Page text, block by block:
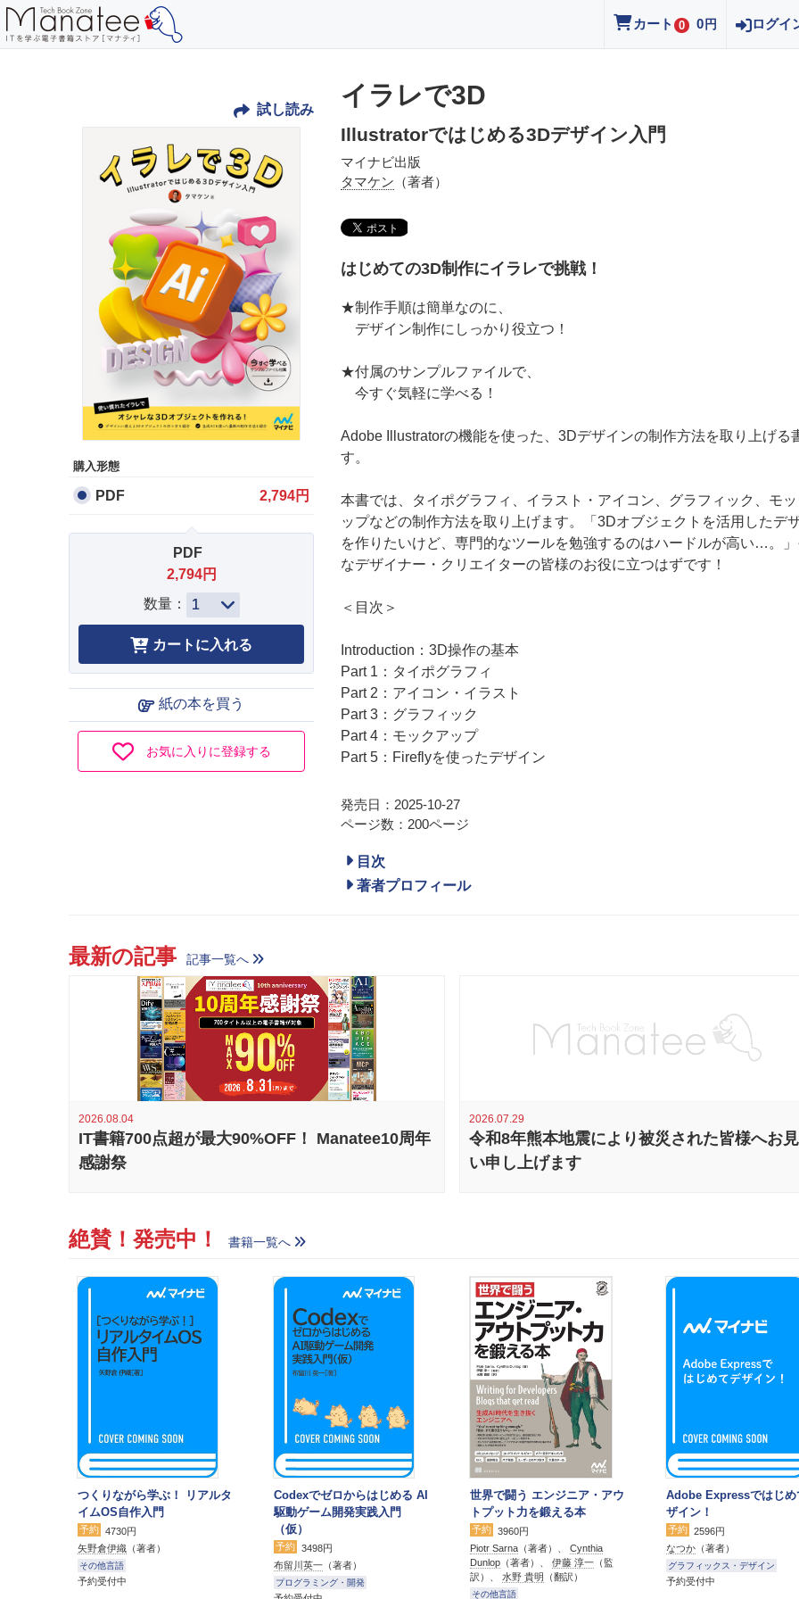
カート 0 0 円 ログイ
試し読み
購入形態
PDF 2,794円
PDF
2,794円
数量：
紙の本を買う
お気に入りに登録する
イラレで3D
Illustratorではじめる3Dデザイン入門
マイナビ出版
タマケン （著者）
はじめての3D制作にイラレで挑戦！
★制作手順は簡単なのに、
デザイン制作にしっかり役立つ！
★付属のサンプルファイルで、
今すぐ気軽に学べる！
Adobe Illustratorの機能を使った、3Dデザインの制作方法を取り上げる
す。
本書では、タイポグラフィ、イラスト・アイコン、グラフィック、モ
ップなどの制作方法を取り上げます。「3Dオブジェクトを活用したデ
を作りたいけど、専門的なツールを勉強するのはハードルが高い…。
なデザイナー・クリエイターの皆様のお役に立つはずです！
＜目次＞
Introduction：3D操作の基本
Part 1：タイポグラフィ
Part 2：アイコン・イラスト
Part 3：グラフィック
Part 4：モックアップ
Part 5：Fireflyを使ったデザイン
発売日：2025-10-27
ページ数：200ページ
目次
著者プロフィール
最新の記事 記事一覧へ
2026.08.04
IT書籍700点超が最大90%OFF！ Manatee10周年
感謝祭
2026.07.29
令和8年熊本地震により被災された皆様へお
い申し上げます
絶賛！発売中！ 書籍一覧へ
つくりながら学ぶ！ リアルタ
イムOS自作入門
予約 4730円
矢野倉伊織 （著者）
その他言語
予約受付中
Codexでゼロからはじめる AI
駆動ゲーム開発実践入門
（仮）
予約 3498円
布留川英一 （著者）
プログラミング・開発
世界で闘う エンジニア・アウ
トプット力を鍛える本
予約 3960円
Piotr Sarna （著者）、 Cynthia
Dunlop （著者）、 伊藤 淳一 （監
訳）、 水野 貴明 （翻訳）
その他言語
Adobe Expressではじめ
ザイン！
予約 2596円
なつか （著者）
グラフィックス・デザイン
予約受付中